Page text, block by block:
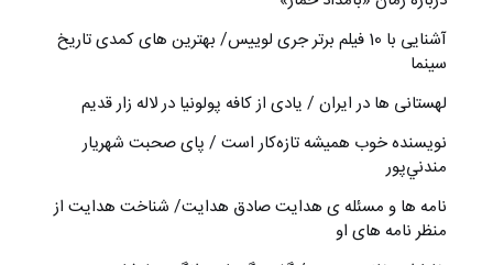
آشنایی با 10 فیلم برتر جری لوییس/ بهترین های کمدی تاریخ
سینما
لهستانی ها در ایران / یادی از کافه پولونیا در لاله زار قدیم
نويسنده خوب هميشه تازه‌كار است / پای صحبت شهريار
مندني‌پور
نامه ها و مسئله ی هدایت صادق هدایت/ شناخت هدایت از
منظر نامه های او